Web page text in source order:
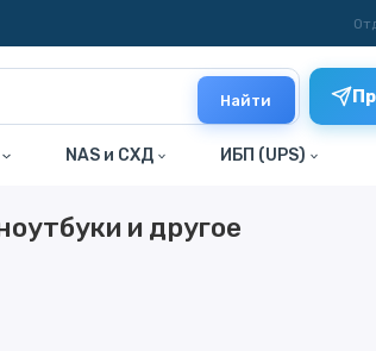
Найти
NAS и СХД ИБП (UPS)
и другое